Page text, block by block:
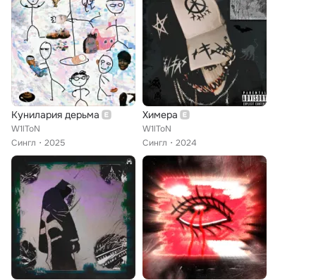
Кунилария дерьма
W1lToN
Сингл
2025
Химера
W1lToN
Сингл
2024